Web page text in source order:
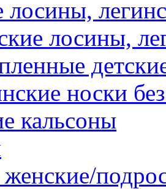
лосины,
лосины,
носки
кальсоны